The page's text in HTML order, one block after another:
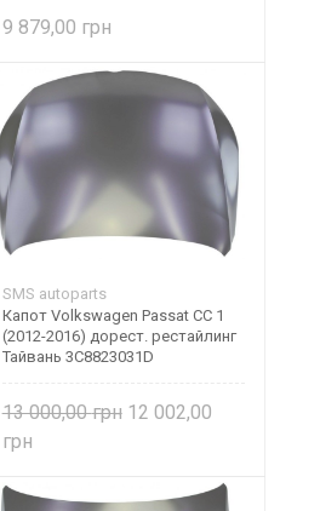
9 879,00
SMS autoparts
Капот Volkswagen Passat CC 1
(2012-2016) дорест. рестайлинг
Тайвань 3C8823031D
13 000,00 12 002,00